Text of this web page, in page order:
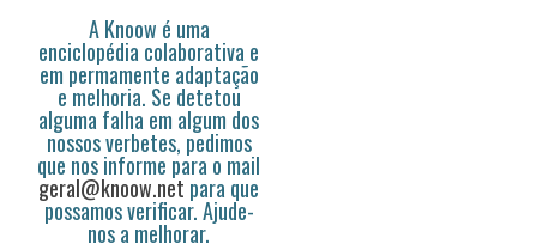
A Knoow é uma
enciclopédia colaborativa e
em permamente adaptação
e melhoria. Se detetou
alguma falha em algum dos
nossos verbetes, pedimos
que nos informe para o mail
geral@knoow.net para que
possamos verificar. Ajude-
nos a melhorar.